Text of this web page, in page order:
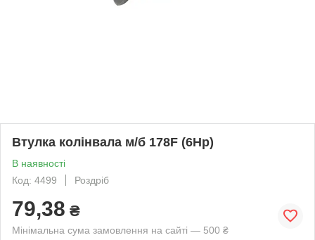
Втулка колінвала м/б 178F (6Hp)
В наявності
Код: 4499
Роздріб
79,38 ₴
Мінімальна сума замовлення на сайті — 500 ₴